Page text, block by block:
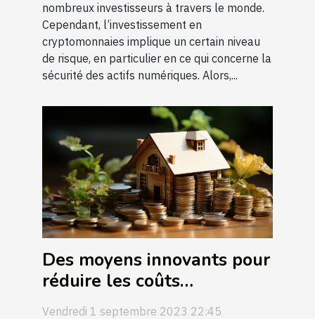
nombreux investisseurs à travers le monde.
Cependant, l’investissement en
cryptomonnaies implique un certain niveau
de risque, en particulier en ce qui concerne la
sécurité des actifs numériques. Alors,...
Des moyens innovants pour
réduire les coûts
immobiliers
Vendredi 1 septembre 2023 22:45